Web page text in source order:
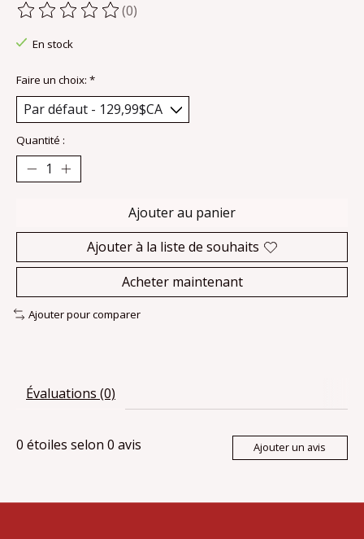
Ce produit est évalué à
(0)
En stock
Faire un choix: *
Quantité :
Ajouter au panier
Ajouter à la liste de souhaits
Acheter maintenant
Ajouter pour comparer
Évaluations (0)
0 étoiles selon 0 avis Ajouter un avis